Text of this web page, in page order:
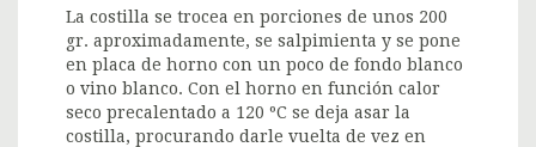
La costilla se trocea en porciones de unos 200
gr. aproximadamente, se salpimienta y se pone
en placa de horno con un poco de fondo blanco
o vino blanco. Con el horno en función calor
seco precalentado a 120 ºC se deja asar la
costilla, procurando darle vuelta de vez en